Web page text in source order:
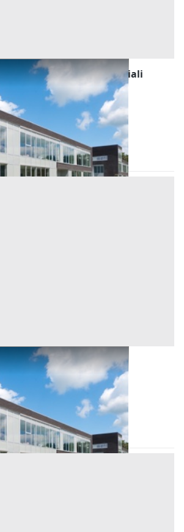
per Esigenze Commerciali
€
Conselve
€